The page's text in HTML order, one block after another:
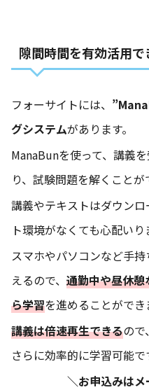
隙間時間を有効活用で
フォーサイトには、
グシステムがあります。
ManaBunを使って、講義
り、試験問題を解くことが
講義やテキストはダウン
ト環境がなくても心配いり
スマホやパソコンなど手
えるので、 通勤中や昼休
ら学習を進めることができ
講義は倍速再生できるので
さらに効率的に学習可能で
＼お申込みは